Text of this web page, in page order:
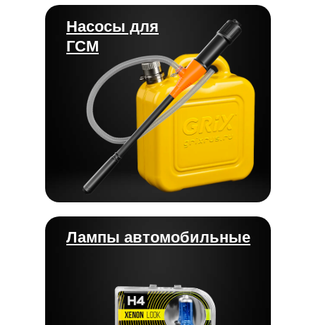
Лампы автомобильные
Насосы для
ГСМ